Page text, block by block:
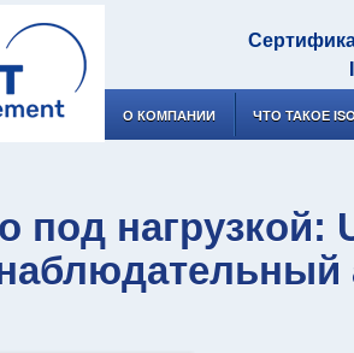
О КОМПАНИИ ЧТО ТАКОЕ
под нагрузкой: